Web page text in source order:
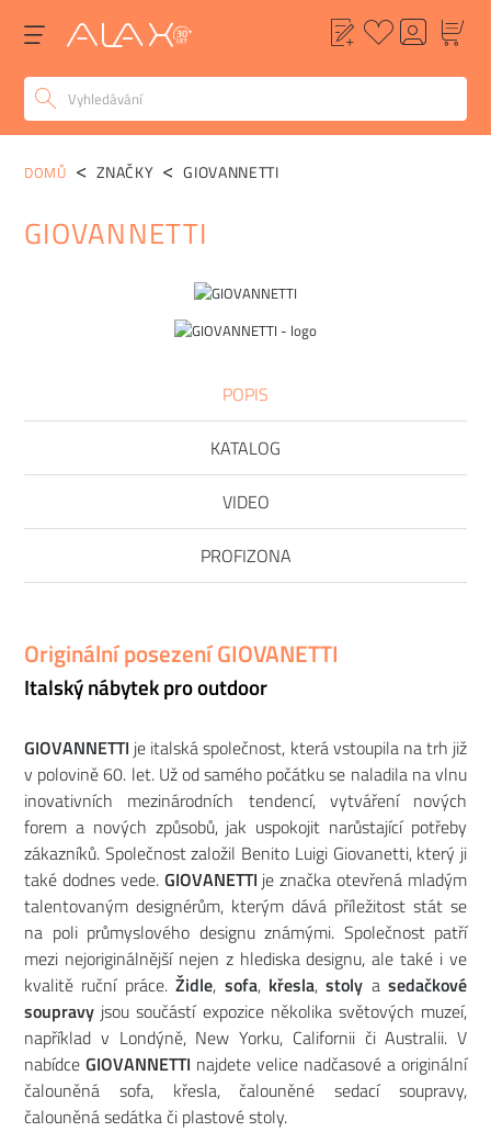
DOMŮ ZNAČKY GIOVANNETTI
GIOVANNETTI
POPIS
KATALOG
VIDEO
PROFIZONA
Originální posezení GIOVANETTI
Italský nábytek pro outdoor
GIOVANNETTI je italská společnost, která vstoupila na trh již
v polovině 60. let. Už od samého počátku se naladila na vlnu
inovativních mezinárodních tendencí, vytváření nových
forem a nových způsobů, jak uspokojit narůstající potřeby
zákazníků. Společnost založil Benito Luigi Giovanetti, který ji
také dodnes vede. GIOVANETTI je značka otevřená mladým
talentovaným designérům, kterým dává příležitost stát se
na poli průmyslového designu známými. Společnost patří
mezi nejoriginálnější nejen z hlediska designu, ale také i ve
kvalitě ruční práce.Židle, sofa, křesla,stoly a sedačkové
soupravy jsou součástí expozice několika světových muzeí,
například v Londýně, New Yorku, Californii či Australii. V
nabídce GIOVANNETTI najdete velice nadčasové a originální
čalouněná sofa, křesla, čalouněné sedací soupravy,
čalouněná sedátka či plastové stoly.